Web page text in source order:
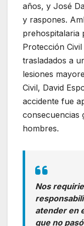
años, y José
y raspones.
prehospitalaria
Protección
trasladados a
lesiones
Civil, David
accidente fue
consecuencias
hombres.
Nos
atender en
que no